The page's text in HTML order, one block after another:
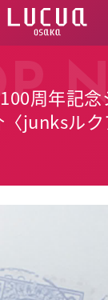
周年記
junksル